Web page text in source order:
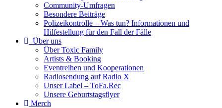
Community-Umfragen
Besondere Beiträge
Polizeikontrolle – Was tun? Informationen und
Hilfestellung für den Fall der Fälle
Über uns
Über Toxic Family
Artists & Booking
Eventreihen und Kooperationen
Radiosendung auf Radio X
Unser Label – ToFa.Rec
Unsere Geburtstagsflyer
Merch